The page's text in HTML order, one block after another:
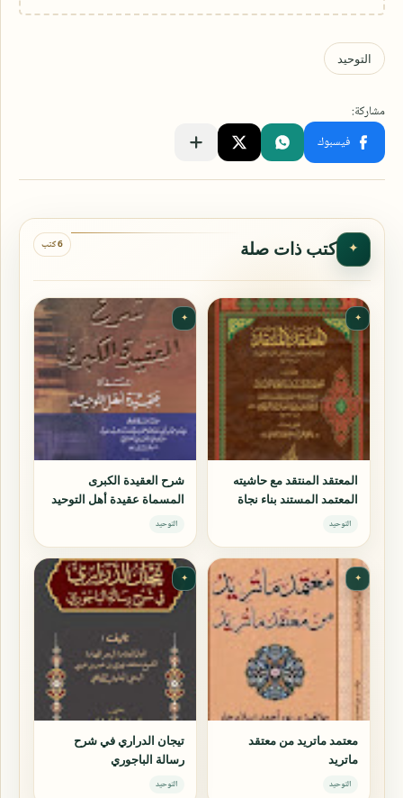
✦ كتب ذات صلة 6 كتب
✦
المعتقد المنتقد مع حاشيته
المعتمد المستند بناء نجاة
الأبد
التوحيد
✦
شرح العقيدة الكبرى
المسماة عقيدة أهل التوحيد
التوحيد
✦
معتمد ماتريد من معتقد
ماتريد
التوحيد
✦
تيجان الدراري في شرح
رسالة الباجوري
التوحيد